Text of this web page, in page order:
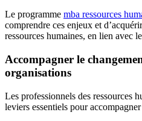
Le programme mba ressources
comprendre ces enjeux et
ressources humaines, en lien avec
Accompagner le
organisations
Les professionnels des ressources
leviers essentiels pour